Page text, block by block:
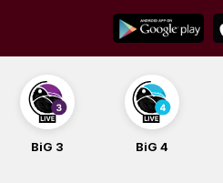
content
BiG 3 BiG 4